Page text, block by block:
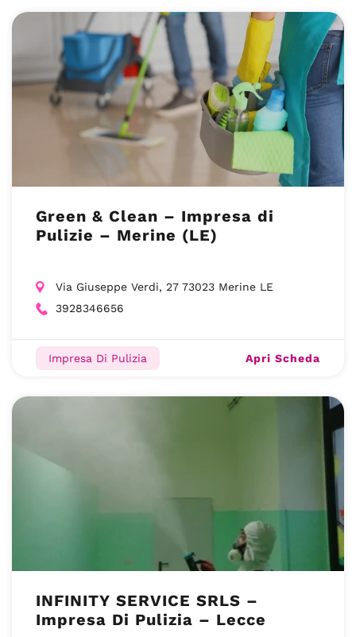
Green & Clean – Impresa di
Pulizie – Merine (LE)
Via Giuseppe Verdi, 27 73023 Merine LE
3928346656
Impresa Di Pulizia Apri Scheda
INFINITY SERVICE SRLS –
Impresa Di Pulizia – Lecce